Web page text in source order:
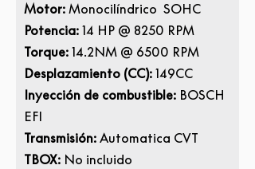
Motor: Monocilíndrico SOHC
Potencia: 14 HP @ 8250 RPM
Torque: 14.2NM @ 6500 RPM
Desplazamiento (CC): 149CC
Inyección de combustible: BOSCH
EFI
Transmisión: Automatica CVT
TBOX: No incluido